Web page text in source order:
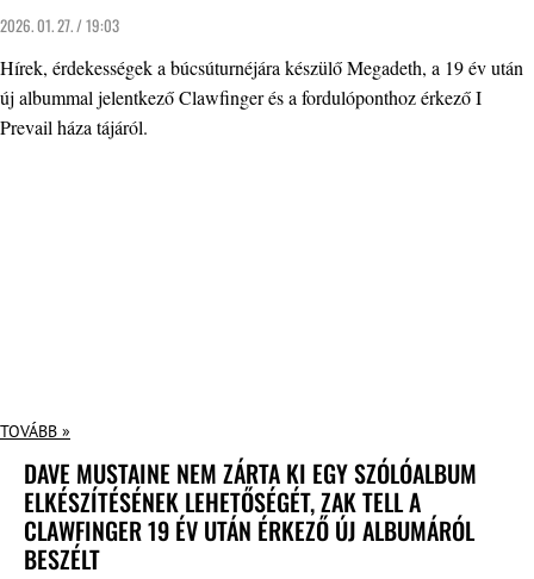
2026. 01. 27. / 19:03
Hírek, érdekességek a búcsúturnéjára készülő Megadeth, a 19 év után
új albummal jelentkező Clawfinger és a fordulóponthoz érkező I
Prevail háza tájáról.
TOVÁBB »
DAVE MUSTAINE NEM ZÁRTA KI EGY SZÓLÓALBUM
ELKÉSZÍTÉSÉNEK LEHETŐSÉGÉT, ZAK TELL A
CLAWFINGER 19 ÉV UTÁN ÉRKEZŐ ÚJ ALBUMÁRÓL
BESZÉLT